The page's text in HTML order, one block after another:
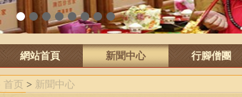
3 4 5 6 7 8
網站首頁 新聞中心 行腳僧團
首页 > 新聞中心